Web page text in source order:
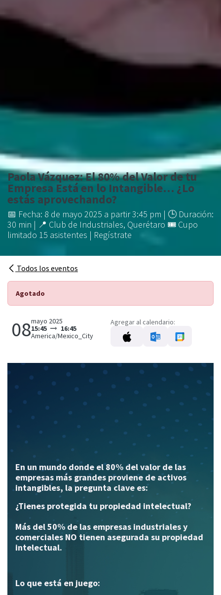
Paola Vázquez: El 80% del Valor de tu
Empresa Está en lo Intangible… ¿Lo
estás aprovechando?
📅 Fecha: 8 de mayo 2025 a partir 3:45 pm | 🕒 Duración:
30 min | 📍 Club de Industriales, Querétaro 🎟 Cupo
limitado 15 asistentes | Regístrate
Todos los eventos
Agotado
08mayo 2025
15:45
16:45
America/Mexico_City
Agregar al calendario:
En un mundo donde el 80% del valor de las
empresas más grandes proviene de activos
intangibles, la pregunta clave es:
¿Tienes protegida tu propiedad intelectual?
Más del 50% de las empresas industriales y
comerciales NO tienen asegurada su propiedad
intelectual.
Lo que está en juego: